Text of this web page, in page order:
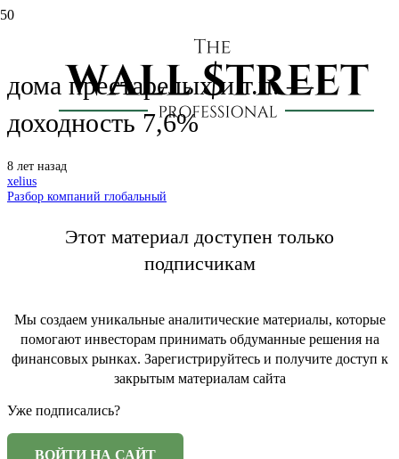
Разбор: SABRA REIT (SBRA)
дома престарелых и т.п. —
доходность 7,6%
8 лет назад
xelius
Разбор компаний глобальный
Этот материал доступен только
подписчикам
Мы создаем уникальные аналитические материалы, которые
помогают инвесторам принимать обдуманные решения на
финансовых рынках. Зарегистрируйтесь и получите доступ к
закрытым материалам сайта
Уже подписались?